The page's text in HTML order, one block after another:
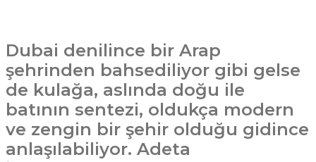
Dubai denilince bir Arap
şehrinden bahsediliyor gibi gelse
de kulağa, aslında doğu ile
batının sentezi, oldukça modern
ve zengin bir şehir olduğu gidince
anlaşılabiliyor. Adeta